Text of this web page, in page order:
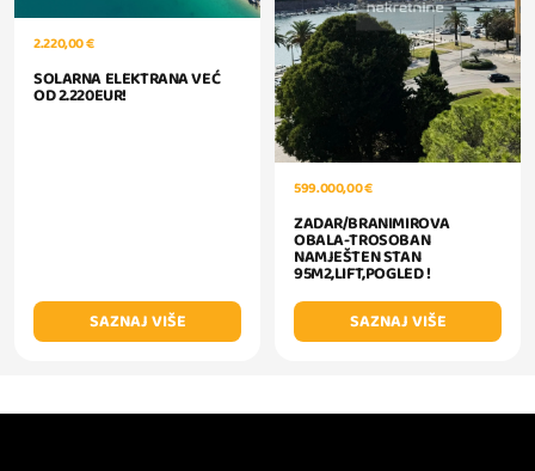
2.220,00 €
SOLARNA ELEKTRANA VEĆ
OD 2.220EUR!
SAZNAJ VIŠE
599.000,00 €
ZADAR/BRANIMIROVA
OBALA-TROSOBAN
NAMJEŠTEN STAN
95M2,LIFT,POGLED !
SAZNAJ VIŠE